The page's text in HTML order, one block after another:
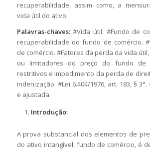
recuperabilidade, assim como, a
vida útil do ativo.
Palavras-chaves:#Vida útil. #Fundo de
recuperabilidade do fundo de comércio.
de comércio. #Fatores da perda da vida
ou limitadores do preço do fundo de
restritivos e impedimento da perda de
indenização. #Lei 6.404/1976, art. 183, §
e ajustada.
Introdução:
A prova substancial dos elementos de
do ativo intangível, fundo de comércio, é